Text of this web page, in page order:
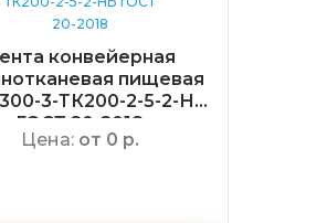
конвейерная
пищевая
3-ТК200-2-5-2-НБ
ГОСТ 20-2018
Цена: от 0 р.